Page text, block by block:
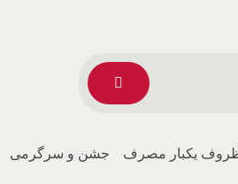
یکبار مصرف جشن و سرگرمی